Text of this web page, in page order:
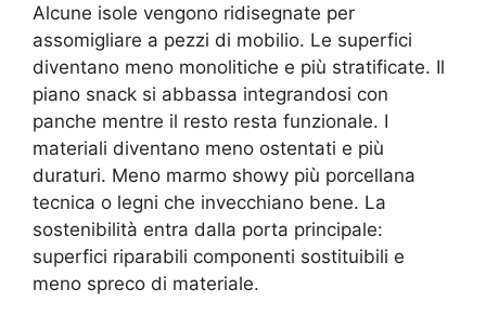
Alcune isole vengono ridisegnate per
assomigliare a pezzi di mobilio. Le superfici
diventano meno monolitiche e più stratificate. Il
piano snack si abbassa integrandosi con
panche mentre il resto resta funzionale. I
materiali diventano meno ostentati e più
duraturi. Meno marmo showy più porcellana
tecnica o legni che invecchiano bene. La
sostenibilità entra dalla porta principale:
superfici riparabili componenti sostituibili e
meno spreco di materiale.